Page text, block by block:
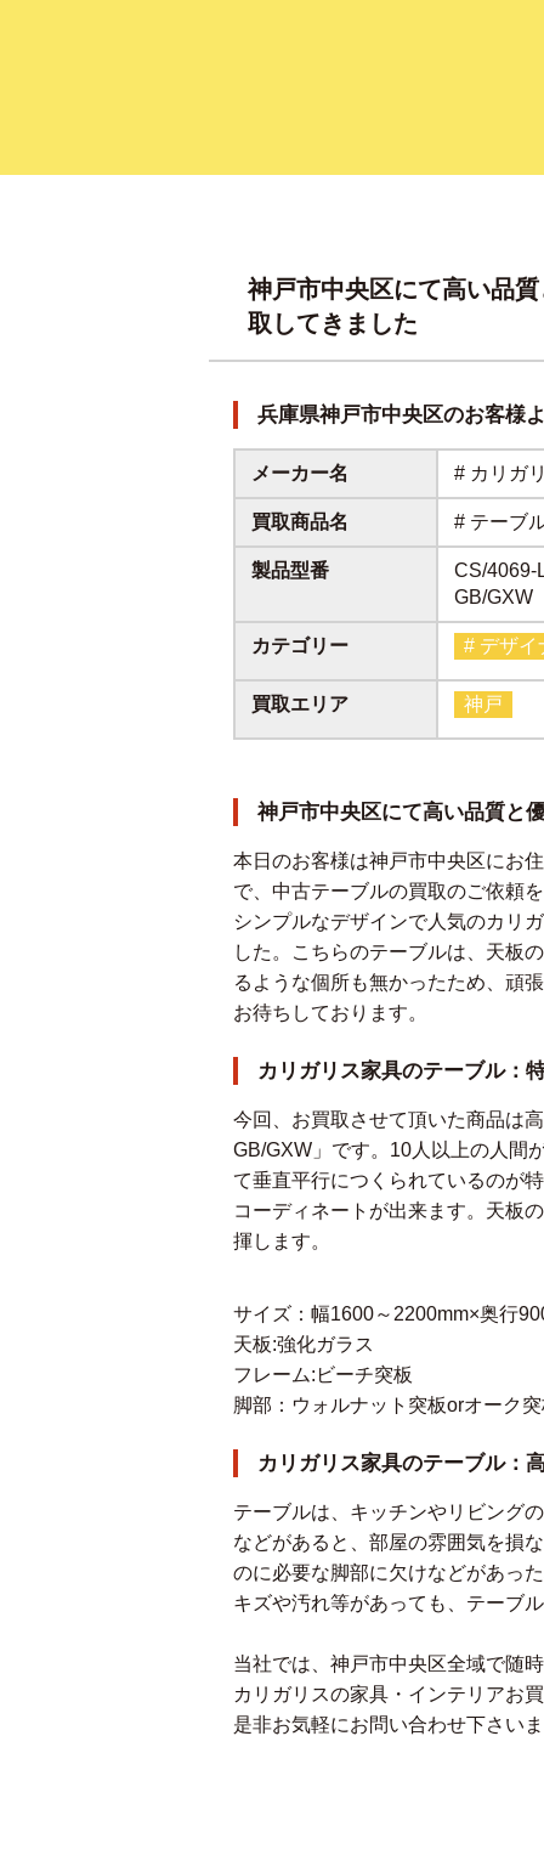
神戸市中央区にて高い品
取してきました
兵庫県神戸市中央区のお客様
メーカー名 # カリガ
買取商品名 # テーブ
製品型番
CS/4069-
GB/GXW
カテゴリー # デザイ
買取エリア 神戸
神戸市中央区にて高い品質と
本日のお客様は神戸市中央区にお
で、中古テーブルの買取のご依頼
シンプルなデザインで人気のカリ
した。こちらのテーブルは、天板
るような個所も無かったため、頑
お待ちしております。
カリガリス家具のテーブル：
今回、お買取させて頂いた商品は
GB/GXW」です。10人以上の人間
て垂直平行につくられているのが
コーディネートが出来ます。天板
揮します。
サイズ：幅1600～2200mm×奥行
天板:強化ガラス
フレーム:ビーチ突板
脚部：ウォルナット突板orオーク
カリガリス家具のテーブル：
テーブルは、キッチンやリビング
などがあると、部屋の雰囲気を損
のに必要な脚部に欠けなどがあっ
キズや汚れ等があっても、テーブ
当社では、神戸市中央区全域で随
カリガリスの家具・インテリアお
是非お気軽にお問い合わせ下さい